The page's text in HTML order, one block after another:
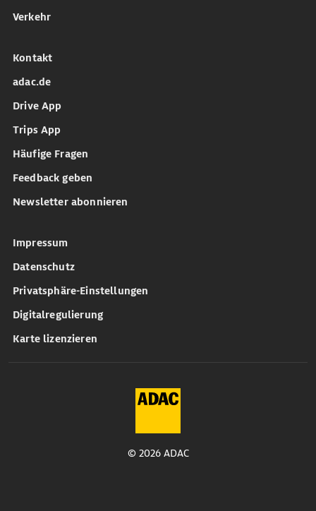
Verkehr
Kontakt
adac.de
Drive App
Trips App
Häufige Fragen
Feedback geben
Newsletter abonnieren
Impressum
Datenschutz
Privatsphäre-Einstellungen
Digitalregulierung
Karte lizenzieren
© 2026 ADAC